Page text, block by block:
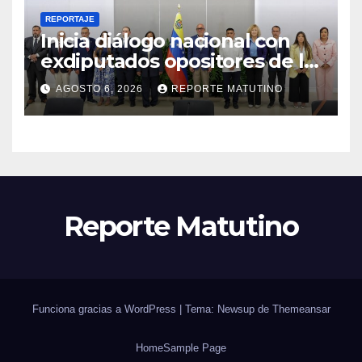
REPORTAJE
Inicia diálogo nacional con
exdiputados opositores de la
AN de 2015
AGOSTO 6, 2026 REPORTE MATUTINO
Reporte Matutino
Funciona gracias a WordPress | Tema: Newsup de Themeansar
HomeSample Page